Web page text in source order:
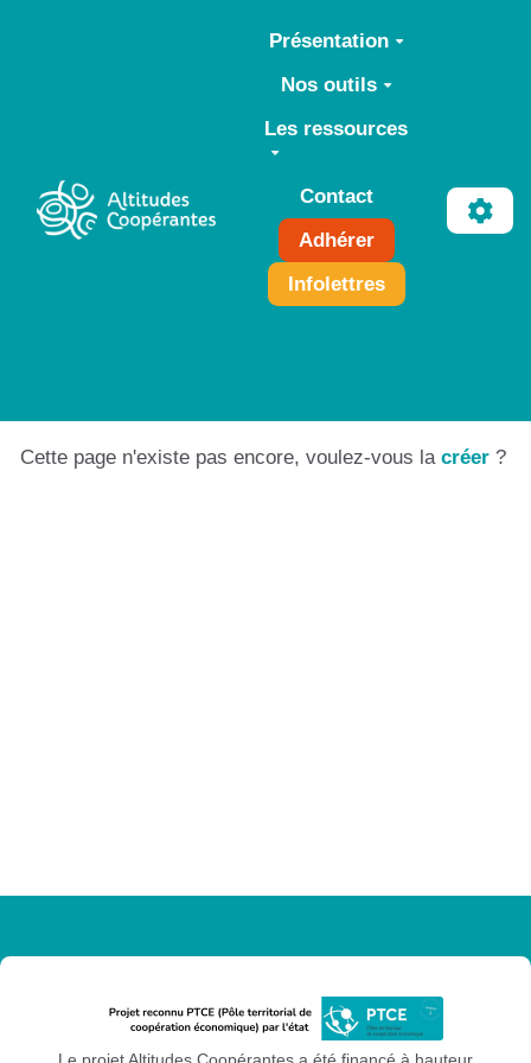
Aller au contenu principal
Présentation
Nos outils
Les ressources
Contact
Adhérer
Infolettres
Cette page n'existe pas encore, voulez-vous la créer ?